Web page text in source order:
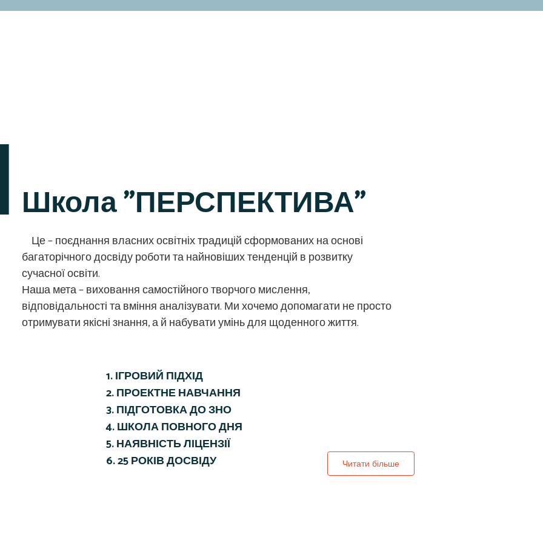
Школа "ПЕРСПЕКТИВА"
Це – поєднання власних освітніх традицій сформованих на основі
багаторічного досвіду роботи та найновіших тенденцій в розвитку
сучасної освіти.
Наша мета – виховання самостійного творчого мислення,
відповідальності та вміння аналізувати. Ми хочемо допомагати не просто
отримувати якісні знання, а й набувати умінь для щоденного життя.
1. ІГРОВИЙ ПІДХІД​
2. ПРОЕКТНЕ НАВЧАННЯ​
3. ПІДГОТОВКА ДО ЗНО
4. ШКОЛА ПОВНОГО ДНЯ​
5. НАЯВНІСТЬ ЛІЦЕНЗІЇ
6. 25 РОКІВ ДОСВІДУ
Читати більше